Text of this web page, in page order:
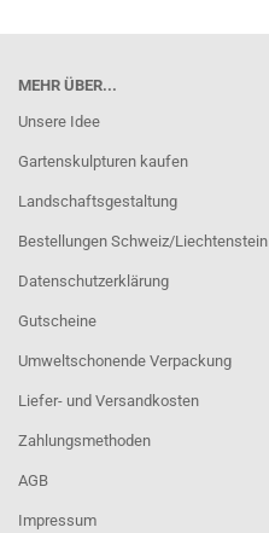
MEHR ÜBER...
Unsere Idee
Gartenskulpturen kaufen
Landschaftsgestaltung
Bestellungen Schweiz/Liechtenstein
Datenschutzerklärung
Gutscheine
Umweltschonende Verpackung
Liefer- und Versandkosten
Zahlungsmethoden
AGB
Impressum